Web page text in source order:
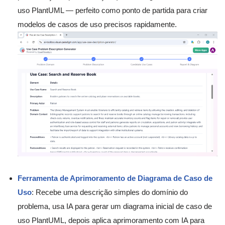
uso PlantUML — perfeito como ponto de partida para criar
modelos de casos de uso precisos rapidamente.
Ferramenta de Aprimoramento de Diagrama de Caso de
Uso: Recebe uma descrição simples do domínio do
problema, usa IA para gerar um diagrama inicial de caso de
uso PlantUML, depois aplica aprimoramento com IA para